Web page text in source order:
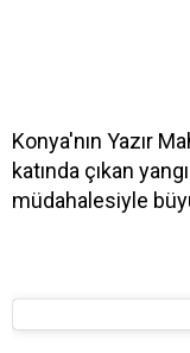
Konya'nın Yazır
katında çıkan
müdahalesiyle